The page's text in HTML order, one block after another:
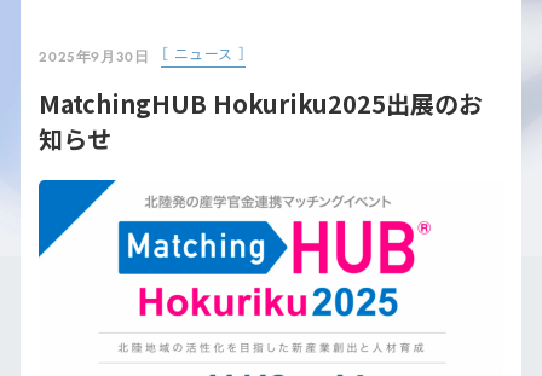
2025年9月30日 ［ ニュース ］
MatchingHUB Hokuriku2025出展のお
知らせ